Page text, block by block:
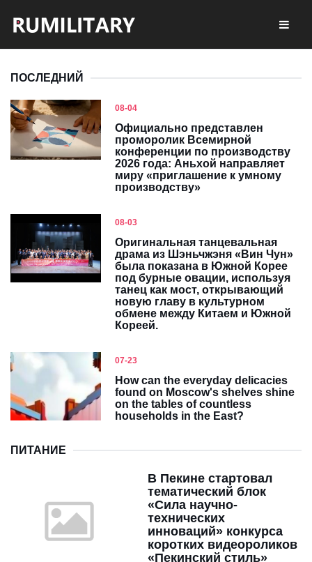
ПОСЛЕДНИЙ
08-04
Официально представлен
проморолик Всемирной
конференции по производству
2026 года: Аньхой направляет
миру «приглашение к умному
производству»
08-03
Оригинальная танцевальная
драма из Шэньчжэня «Вин Чун»
была показана в Южной Корее
под бурные овации, используя
танец как мост, открывающий
новую главу в культурном
обмене между Китаем и Южной
Кореей.
07-23
How can the everyday delicacies
found on Moscow's shelves shine
on the tables of countless
households in the East?
ПИТАНИЕ
В Пекине стартовал
тематический блок
«Сила научно-
технических
инноваций» конкурса
коротких видеороликов
«Пекинский стиль»